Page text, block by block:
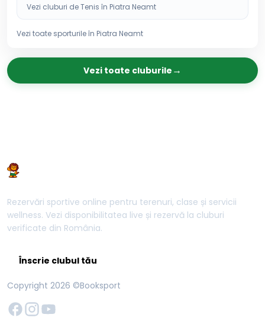
Vezi cluburi deTenis în Piatra Neamt
Vezi toate sporturile în Piatra Neamt
Vezi toate cluburile →
Rezervări sportive online pentru terenuri, clase și servicii
wellness. Vezi disponibilitatea live și rezervă la cluburi
verificate din România.
Înscrie clubul tău
Copyright 2026 ©Booksport